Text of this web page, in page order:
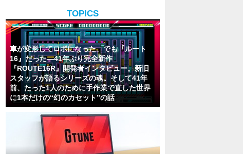
TOPICS
車が変形してロボになった、でも『ルート
16』だった―41年ぶり完全新作
『ROUTE16R』開発者インタビュー。新旧
スタッフが語るシリーズの魂。そして41年
前、たった1人のために手作業で直した世界
に1本だけの“幻のカセット”の話